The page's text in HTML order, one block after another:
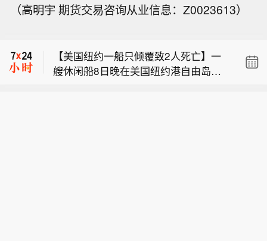
（高明宇 期货交易咨询从业信息：Z0023613）
同期新高】随着APEC第三十三次领导
边检站7日公布的统计数据显示，今年
前七个月，经深圳机场口岸入出境的AP
【美国纽约一船只倾覆致2人死亡】一
艘休闲船8日晚在美国纽约港自由岛附